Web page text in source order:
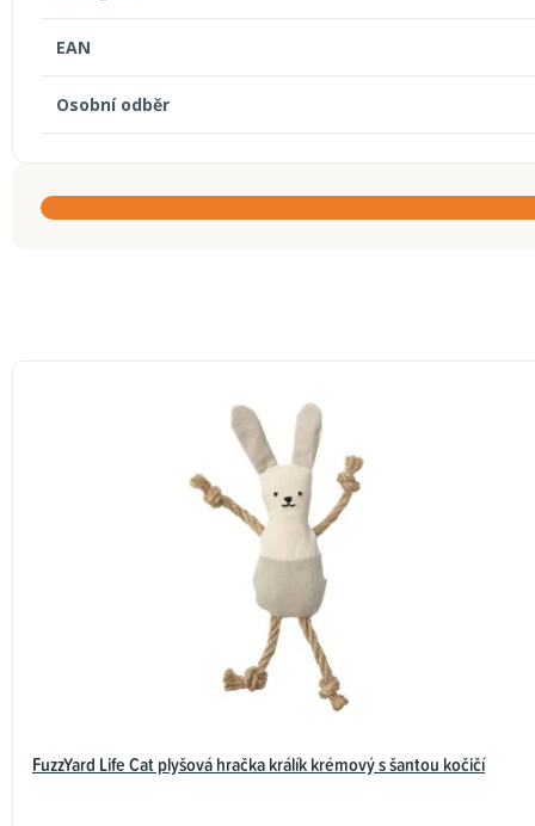
EAN
Osobní odběr
FuzzYard Life Cat plyšová hračka králík krémový s šantou kočičí